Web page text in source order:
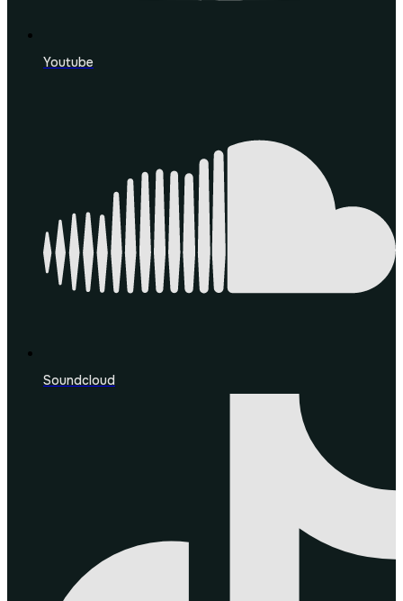
Youtube
Soundcloud